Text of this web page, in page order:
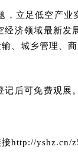
立足低空产业
济领域最新发
、城乡管理、
后可免费观展
http://yshz.cn/